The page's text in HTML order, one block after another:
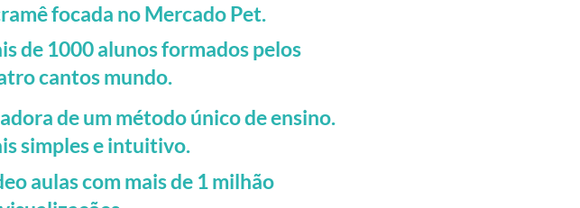
focada no Mercado Pet.
de 1000 alunos formados pelos
cantos mundo.
de um método único de ensino.
simples e intuitivo.
aulas com mais de 1 milhão